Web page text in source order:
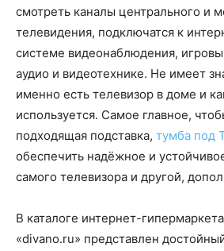
смотреть каналы центрального и
телевидения, подключатся к
системе видеонаблюдения,
аудио и видеотехнике. Не имеет
именно есть телевизор в доме и
используется. Самое главное,
подходящая подставка, тумба под
обеспечить надёжное и
самого телевизора и другой,
В каталоге интернет-
«divano.ru» представлен